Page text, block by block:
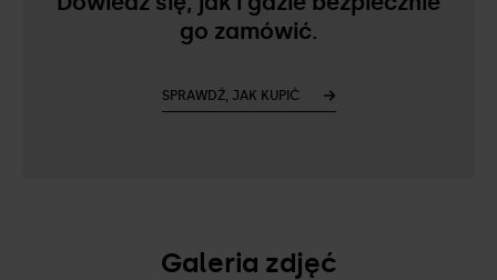
go zamówić.
SPRAWDŹ, JAK KUPIĆ
Galeria zdjęć